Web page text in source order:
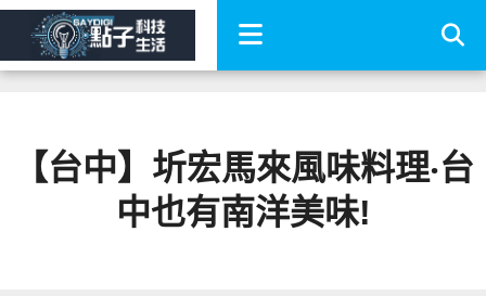
【台中】圻宏馬來風味料理‧台
中也有南洋美味!